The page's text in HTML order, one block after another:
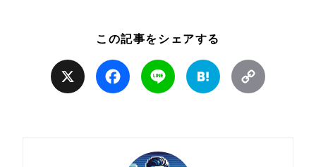
この記事をシェアする
Facebook Line Hatena